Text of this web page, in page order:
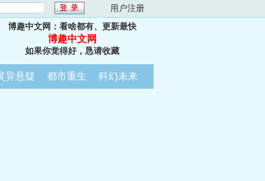
用户注册
博趣中文网：看啥都有、更新最快
博趣中文网
如果你觉得好，恳请收藏
异悬疑 都市重生 科幻未来